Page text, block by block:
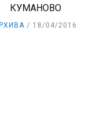
КУМАНОВО
18/04/2016